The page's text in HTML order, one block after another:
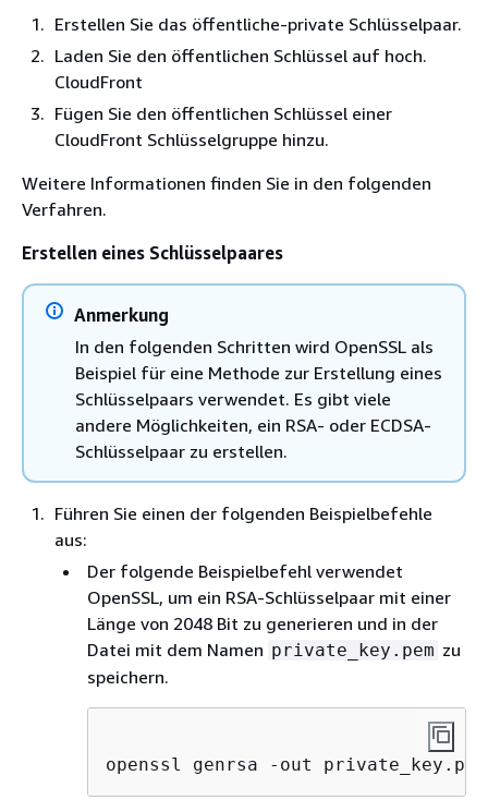
Erstellen Sie das öffentliche-private Schlüsselpaar.
Laden Sie den öffentlichen Schlüssel auf hoch.
CloudFront
Fügen Sie den öffentlichen Schlüssel einer
CloudFront Schlüsselgruppe hinzu.
Weitere Informationen finden Sie in den folgenden
Verfahren.
Erstellen eines Schlüsselpaares
Anmerkung
In den folgenden Schritten wird OpenSSL als
Beispiel für eine Methode zur Erstellung eines
Schlüsselpaars verwendet. Es gibt viele
andere Möglichkeiten, ein RSA- oder ECDSA-
Schlüsselpaar zu erstellen.
Führen Sie einen der folgenden Beispielbefehle
aus:
Der folgende Beispielbefehl verwendet
OpenSSL, um ein RSA-Schlüsselpaar mit einer
Länge von 2048 Bit zu generieren und in der
Datei mit dem Namen private_key.pem zu
speichern.
openssl genrsa -out